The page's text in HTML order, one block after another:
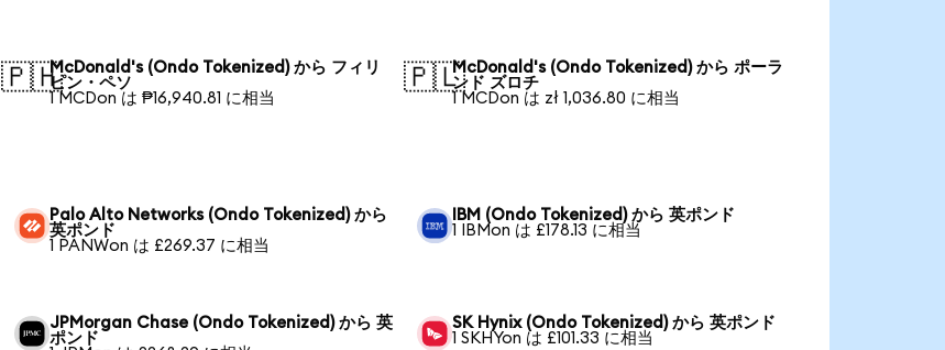
🇵🇭McDonald's (Ondo Tokenized) から フィリ
ピン・ペソ
1 MCDon は ₱16,940.81 に相当
🇵🇱McDonald's (Ondo Tokenized) から ポーラ
ンド ズロチ
1 MCDon は zł 1,036.80 に相当
Palo Alto Networks (Ondo Tokenized) から
英ポンド
1 PANWon は £269.37 に相当
IBM (Ondo Tokenized) から 英ポンド
1 IBMon は £178.13 に相当
JPMorgan Chase (Ondo Tokenized) から 英
ポンド
SK Hynix (Ondo Tokenized) から 英ポンド
1 SKHYon は £101.33 に相当